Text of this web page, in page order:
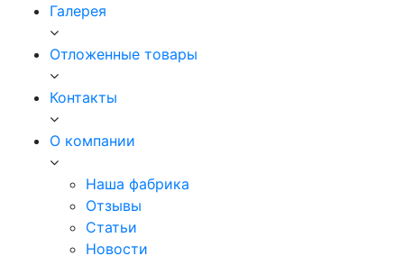
Галерея
Отложенные товары
Контакты
О компании
Наша фабрика
Отзывы
Статьи
Новости